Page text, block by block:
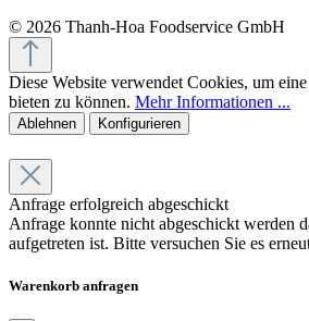
© 2026 Thanh-Hoa Foodservice GmbH
Diese Website verwendet Cookies, um
bieten zu können. Mehr Informationen ...
Ablehnen Konfigurieren
Anfrage erfolgreich abgeschickt
Anfrage konnte nicht abgeschickt werden
aufgetreten ist. Bitte versuchen Sie es
Warenkorb anfragen